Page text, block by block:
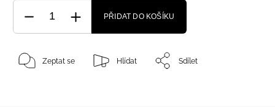
PŘIDAT DO KOŠÍKU
Zeptat se Hlídat Sdílet